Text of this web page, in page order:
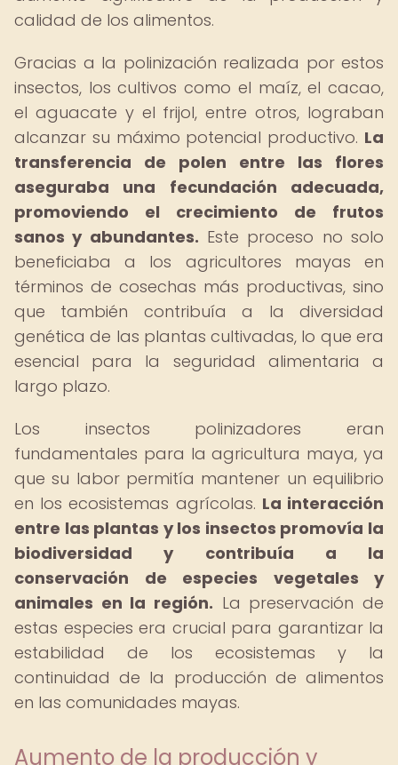
calidad de los alimentos.
Gracias a la polinización realizada por estos
insectos, los cultivos como el maíz, el cacao,
el aguacate y el frijol, entre otros, lograban
alcanzar su máximo potencial productivo. La
transferencia de polen entre las flores
aseguraba una fecundación adecuada,
promoviendo el crecimiento de frutos
sanos y abundantes. Este proceso no solo
beneficiaba a los agricultores mayas en
términos de cosechas más productivas, sino
que también contribuía a la diversidad
genética de las plantas cultivadas, lo que era
esencial para la seguridad alimentaria a
largo plazo.
Los insectos polinizadores eran
fundamentales para la agricultura maya, ya
que su labor permitía mantener un equilibrio
en los ecosistemas agrícolas. La interacción
entre las plantas y los insectos promovía la
biodiversidad y contribuía a la
conservación de especies vegetales y
animales en la región. La preservación de
estas especies era crucial para garantizar la
estabilidad de los ecosistemas y la
continuidad de la producción de alimentos
en las comunidades mayas.
Aumento de la producción y